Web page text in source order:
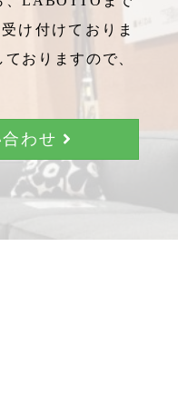
け付けておりま
おりますので、
わせ